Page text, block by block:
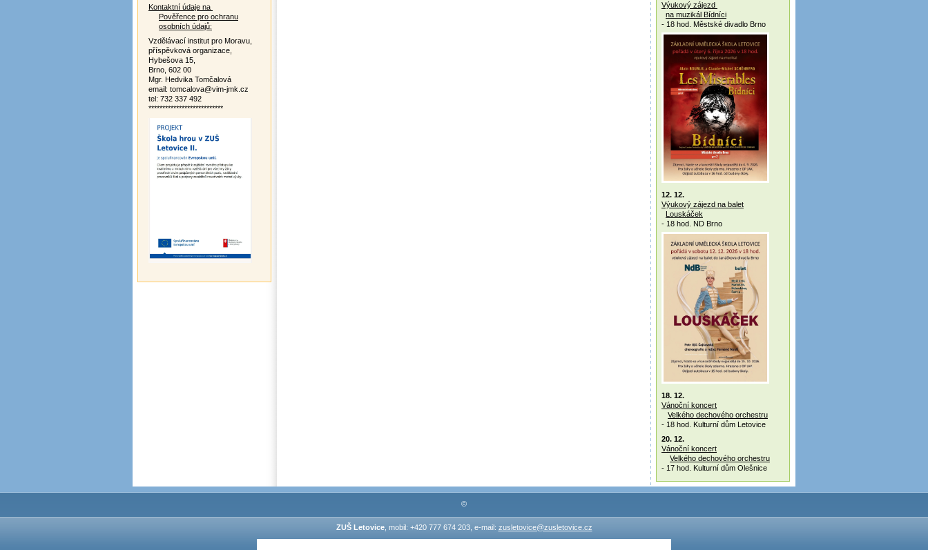
Výukový zájezd
na muzikál Bídníci
- 18 hod. Městské divadlo Brno
12. 12.
Výukový zájezd na balet
Louskáček
- 18 hod. ND Brno
18. 12.
Vánoční koncert
Velkého dechového orchestru
- 18 hod. Kulturní dům Letovice
20. 12.
Vánoční koncert
Velkého dechového orchestru
- 17 hod. Kulturní dům Olešnice
Kontaktní údaje na
Pověřence pro ochranu
osobních údajů:
Vzdělávací institut pro Moravu,
příspěvková organizace,
Hybešova 15,
Brno, 602 00
Mgr. Hedvika Tomčalová
email: tomcalova@vim-jmk.cz
tel: 732 337 492
***************************
©
ZUŠ Letovice, mobil: +420 777 674 203, e-mail: zusletovice@zusletovice.cz